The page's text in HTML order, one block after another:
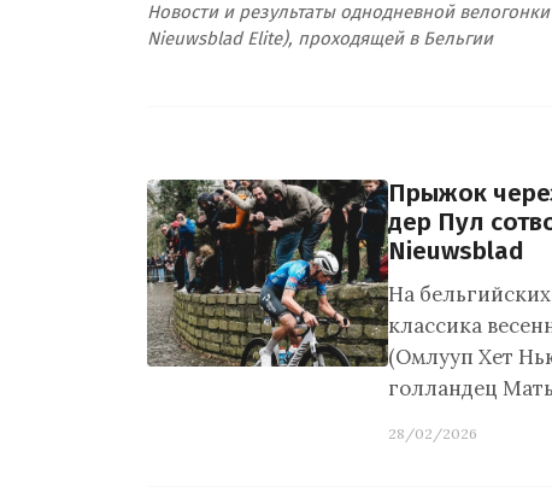
Новости и результаты однодневной
Nieuwsblad Elite), проходящей в Бельгии
Прыжок
дер Пул
Nieuwsblad
На
классика
(Омлууп Хет
голландец
28/02/2026